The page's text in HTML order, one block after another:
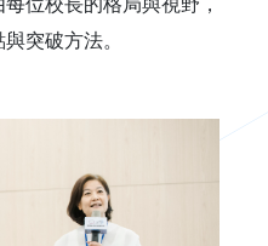
突破方法。